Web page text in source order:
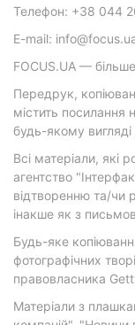
Телефон: +38 044
E-mail:
FOCUS.UA —
Передрук,
містить посилання
будь-якому
Всі матеріали, які
агентство
відтворенню та/чи
інакше як з
Будь-яке
фотографічних
правовласника
Матеріали з